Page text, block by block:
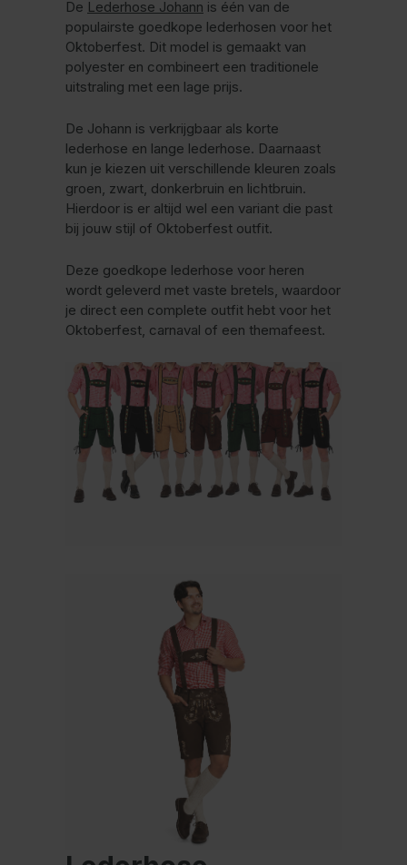
De Lederhose Johann is één van de
populairste goedkope lederhosen voor het
Oktoberfest. Dit model is gemaakt van
polyester en combineert een traditionele
uitstraling met een lage prijs.
De Johann is verkrijgbaar als korte
lederhose en lange lederhose. Daarnaast
kun je kiezen uit verschillende kleuren zoals
groen, zwart, donkerbruin en lichtbruin.
Hierdoor is er altijd wel een variant die past
bij jouw stijl of Oktoberfest outfit.
Deze goedkope lederhose voor heren
wordt geleverd met vaste bretels, waardoor
je direct een complete outfit hebt voor het
Oktoberfest, carnaval of een themafeest.